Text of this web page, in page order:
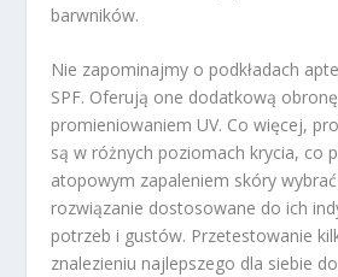
barwników.
Nie zapominajmy o podkładach
SPF. Oferują one dodatkową
promieniowaniem UV. Co więcej,
są w różnych poziomach krycia, co
atopowym zapaleniem skóry
rozwiązanie dostosowane do ich
potrzeb i gustów. Przetestowanie
znalezieniu najlepszego dla siebie